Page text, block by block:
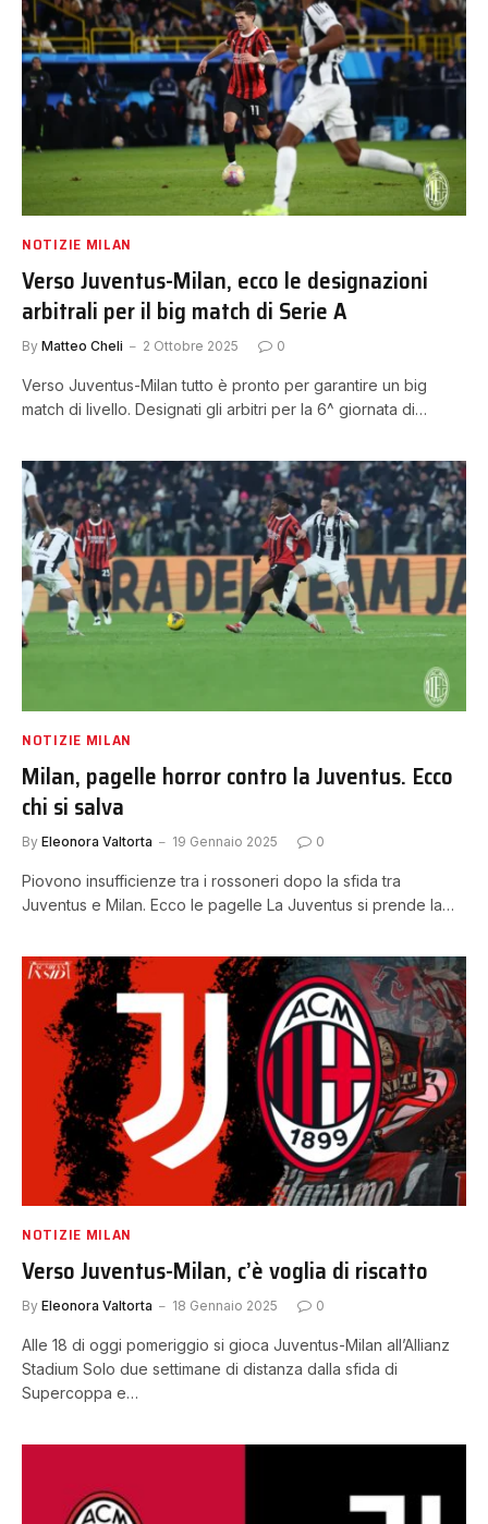
NOTIZIE MILAN
Verso Juventus-Milan, ecco le designazioni
arbitrali per il big match di Serie A
By Matteo Cheli 2 Ottobre 2025 0
Verso Juventus-Milan tutto è pronto per garantire un big
match di livello. Designati gli arbitri per la 6^ giornata di…
NOTIZIE MILAN
Milan, pagelle horror contro la Juventus. Ecco
chi si salva
By Eleonora Valtorta 19 Gennaio 2025 0
Piovono insufficienze tra i rossoneri dopo la sfida tra
Juventus e Milan. Ecco le pagelle La Juventus si prende la…
NOTIZIE MILAN
Verso Juventus-Milan, c’è voglia di riscatto
By Eleonora Valtorta 18 Gennaio 2025 0
Alle 18 di oggi pomeriggio si gioca Juventus-Milan all’Allianz
Stadium Solo due settimane di distanza dalla sfida di
Supercoppa e…